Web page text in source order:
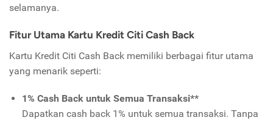
selamanya.
Fitur Utama Kartu Kredit Citi Cash Back
Kartu Kredit Citi Cash Back memiliki berbagai fitur utama
yang menarik seperti:
1% Cash Back untuk Semua Transaksi**
Dapatkan cash back 1% untuk semua transaksi. Tanpa